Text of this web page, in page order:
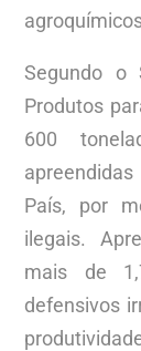
Segundo o
Produtos
600
País, por
ilegais.
mais de
defensivos